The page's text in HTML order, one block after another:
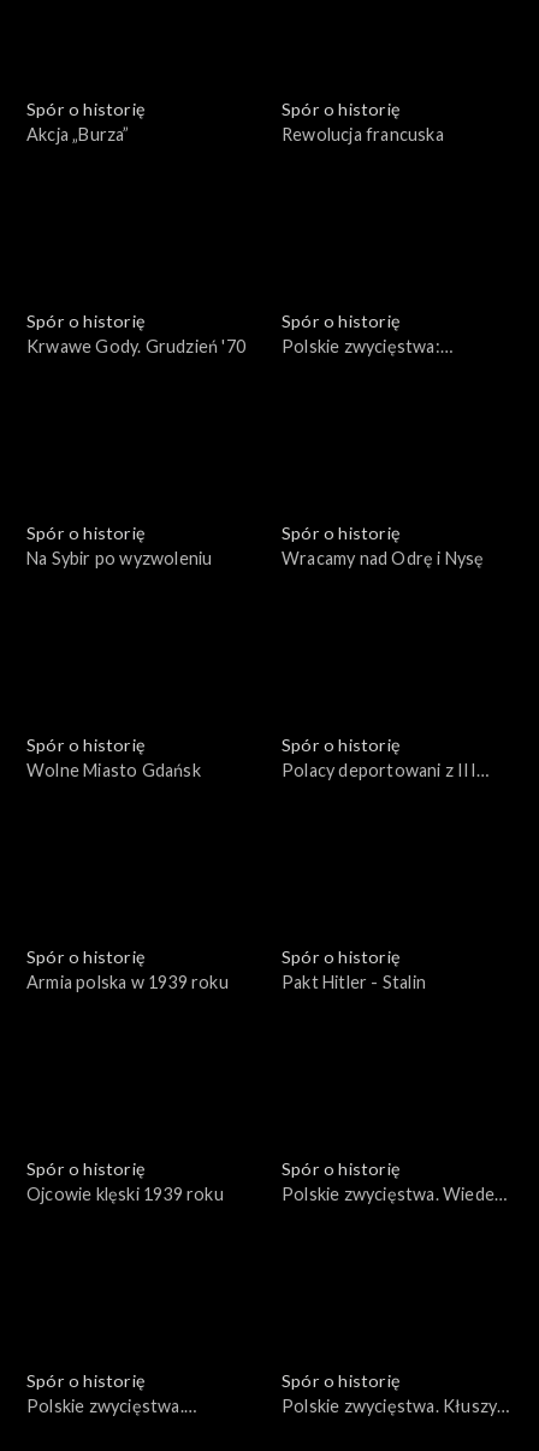
Spór o historię
Akcja „Burza”
Spór o historię
Rewolucja francuska
Spór o historię
Krwawe Gody. Grudzień '70
Spór o historię
Polskie zwycięstwa:
Spór o historię
Na Sybir po wyzwoleniu
Spór o historię
Wracamy nad Odrę i Nysę
Spór o historię
Wolne Miasto Gdańsk
Spór o historię
Polacy deportowani z III
Spór o historię
Armia polska w 1939 roku
Spór o historię
Pakt Hitler - Stalin
Spór o historię
Ojcowie klęski 1939 roku
Spór o historię
Polskie zwycięstwa. Wiedeń
Spór o historię
Polskie zwycięstwa.
Spór o historię
Polskie zwycięstwa. Kłuszyn